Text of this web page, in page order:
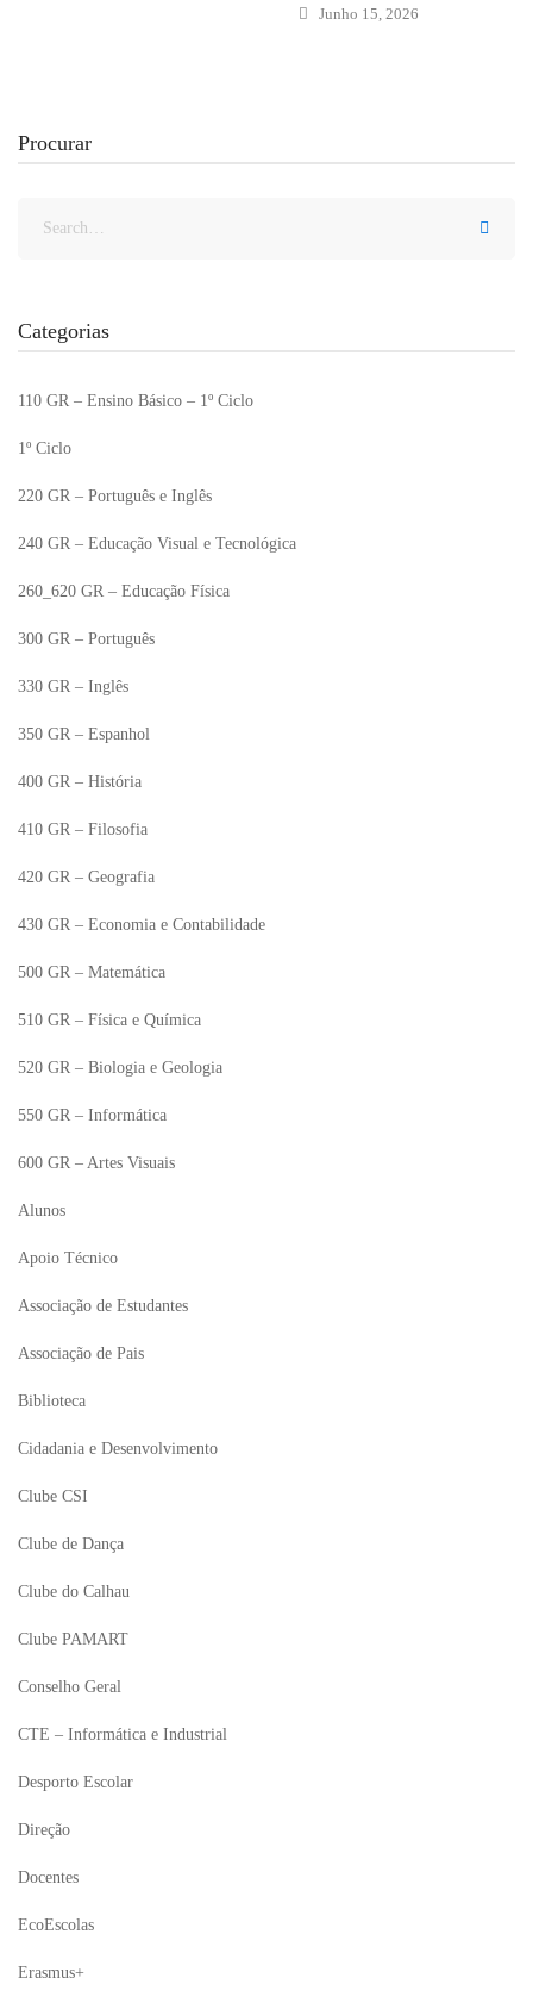
Junho 15, 2026
Procurar
Categorias
110 GR – Ensino Básico – 1º Ciclo
1º Ciclo
220 GR – Português e Inglês
240 GR – Educação Visual e Tecnológica
260_620 GR – Educação Física
300 GR – Português
330 GR – Inglês
350 GR – Espanhol
400 GR – História
410 GR – Filosofia
420 GR – Geografia
430 GR – Economia e Contabilidade
500 GR – Matemática
510 GR – Física e Química
520 GR – Biologia e Geologia
550 GR – Informática
600 GR – Artes Visuais
Alunos
Apoio Técnico
Associação de Estudantes
Associação de Pais
Biblioteca
Cidadania e Desenvolvimento
Clube CSI
Clube de Dança
Clube do Calhau
Clube PAMART
Conselho Geral
CTE – Informática e Industrial
Desporto Escolar
Direção
Docentes
EcoEscolas
Erasmus+